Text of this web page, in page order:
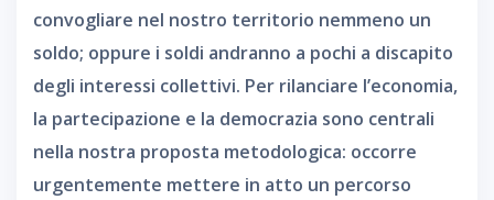
convogliare nel nostro territorio nemmeno un
soldo; oppure i soldi andranno a pochi a discapito
degli interessi collettivi. Per rilanciare l’economia,
la partecipazione e la democrazia sono centrali
nella nostra proposta metodologica: occorre
urgentemente mettere in atto un percorso